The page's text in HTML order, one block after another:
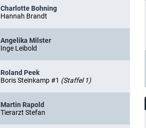
Charlotte Bohning
Hannah Brandt
Angelika Milster
Inge Leibold
Roland Peek
Boris Steinkamp #1 (Staffel 1)
Martin Rapold
Tierarzt Stefan